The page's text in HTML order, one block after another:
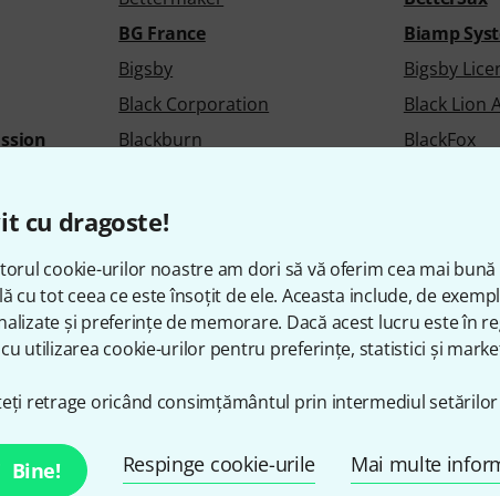
cu dragoste!
cookie-urilor noastre am dori să vă oferim cea mai
cu tot ceea ce este însoțit de ele. Aceasta include, de
și preferințe de memorare. Dacă acest lucru este în
utilizarea cookie-urilor pentru preferințe, statistici și
retrage oricând consimțământul prin intermediul setărilor
Bine! Respinge cookie-urile Mai multe
BG France Biamp
Bigsby Bigsby
Black Corporation Black Lion
Blackburn BlackFox
Blocki
Bold Bolin
Bonmusica BOOM
Boris FX Bosch
Brass Witch Brasstache